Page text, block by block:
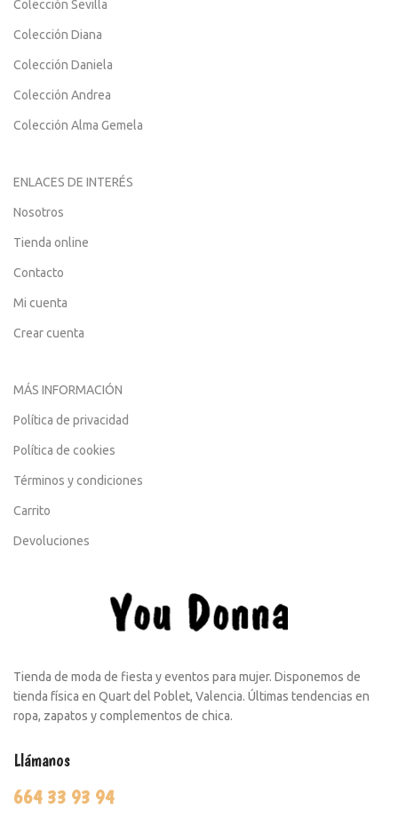
Colección Sevilla
Colección Diana
Colección Daniela
Colección Andrea
Colección Alma Gemela
ENLACES DE INTERÉS
Nosotros
Tienda online
Contacto
Mi cuenta
Crear cuenta
MÁS INFORMACIÓN
Política de privacidad
Política de cookies
Términos y condiciones
Carrito
Devoluciones
Tienda de moda de fiesta y eventos para mujer. Disponemos de
tienda física en Quart del Poblet, Valencia. Últimas tendencias en
ropa, zapatos y complementos de chica.
Llámanos
664 33 93 94